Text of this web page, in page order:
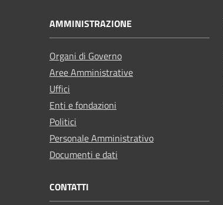
AMMINISTRAZIONE
Organi di Governo
Aree Amministrative
Uffici
Enti e fondazioni
Politici
Personale Amministrativo
Documenti e dati
CONTATTI